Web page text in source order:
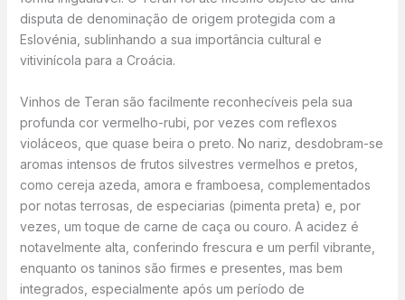
disputa de denominação de origem protegida com a
Eslovénia, sublinhando a sua importância cultural e
vitivinícola para a Croácia.
Vinhos de Teran são facilmente reconhecíveis pela sua
profunda cor vermelho-rubi, por vezes com reflexos
violáceos, que quase beira o preto. No nariz, desdobram-se
aromas intensos de frutos silvestres vermelhos e pretos,
como cereja azeda, amora e framboesa, complementados
por notas terrosas, de especiarias (pimenta preta) e, por
vezes, um toque de carne de caça ou couro. A acidez é
notavelmente alta, conferindo frescura e um perfil vibrante,
enquanto os taninos são firmes e presentes, mas bem
integrados, especialmente após um período de